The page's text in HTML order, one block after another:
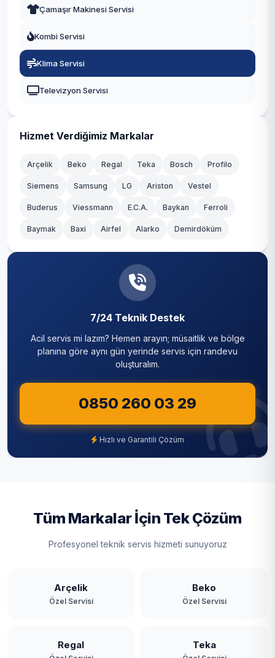
Çamaşır Makinesi Servisi
Kombi Servisi
Klima Servisi
Televizyon Servisi
Hizmet Verdiğimiz Markalar
Arçelik Beko Regal Teka Bosch Profilo
Siemens Samsung LG Ariston Vestel
Buderus Viessmann E.C.A. Baykan Ferroli
Baymak Baxi Airfel Alarko Demirdöküm
7/24 Teknik Destek
Acil servis mi lazım? Hemen arayın; müsaitlik ve bölge
planına göre aynı gün yerinde servis için randevu
oluşturalım.
0850 260 03 29
Hızlı ve Garantili Çözüm
Tüm Markalar İçin Tek Çözüm
Profesyonel teknik servis hizmeti sunuyoruz
Arçelik
Özel Servisi
Beko
Özel Servisi
Regal Teka